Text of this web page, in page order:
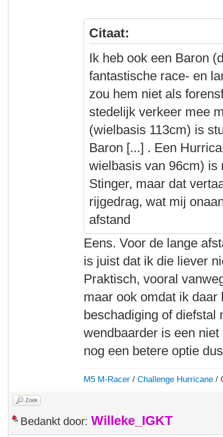
Citaat:
Ik heb ook een Baron
fantastische race- en
zou hem niet als
stedelijk verkeer mee
(wielbasis 113cm) is
Baron [...] . Een
wielbasis van 96cm) is
Stinger, maar dat
rijgedrag, wat mij
afstand
Eens. Voor de lange
is juist dat ik die liever
Praktisch, vooral
maar ook omdat ik
beschadiging of diefstal
wendbaarder is een
nog een betere optie
M5 M-Racer /Challenge Hurricane /
Zoek
Bedankt door: Willeke_IGKT